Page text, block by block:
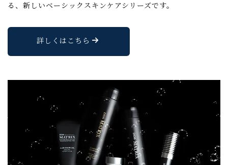
る、新しいベーシックスキンケアシリーズです。
詳しくはこちら